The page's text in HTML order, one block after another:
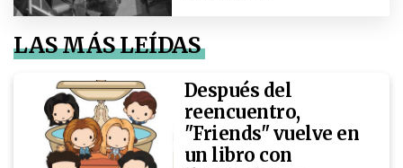
LAS MÁS LEÍDAS
Después del
reencuentro,
"Friends" vuelve en
un libro con